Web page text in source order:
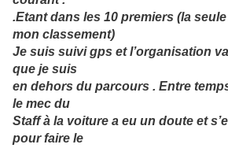
.Etant dans les 10 premiers (la
mon classement)
Je suis suivi gps et l’organisation
que je suis
en dehors du parcours . Entre
le mec du
Staff à la voiture a eu un doute et
pour faire le